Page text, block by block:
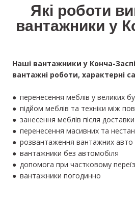
Які роботи
вантажники у
Наші вантажники у Конча-
вантажні роботи, характерні
● перенесення меблів у великих
● підйом меблів та техніки між
● занесення меблів після доставки
● перенесення масивних та
● розвантаження вантажних авто
● вантажники без автомобіля
● допомога при частковому
● вантажники погодинно